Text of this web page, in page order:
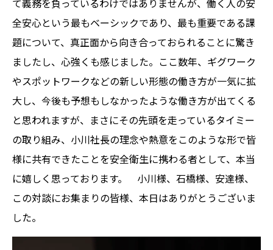
て義務を負っているわけではありませんが、働く人の安
全安心という最もベーシックであり、最も重要である課
題について、真正面から向き合っておられることに驚き
ましたし、心強くも感じました。ここ数年、ギグワーク
やスポットワークなどの新しい形態の働き方が一気に拡
大し、今後も予想もしなかったような働き方が出てくる
と思われますが、まさにその先頭を走っているタイミー
の取り組み、小川社長の理念や熱意をこのような形で皆
様に共有できたことを安全衛生に携わる者として、本当
に嬉しく思っております。 小川様、石橋様、安達様、
この対談にお集まりの皆様、本日はありがとうございま
した。